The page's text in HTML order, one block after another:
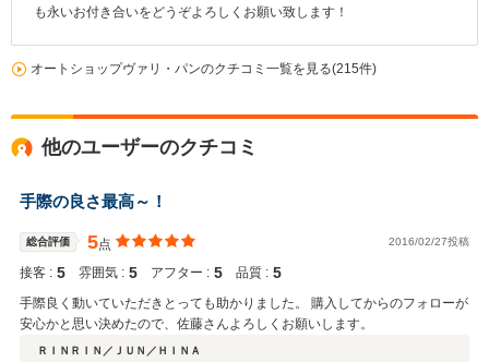
も永いお付き合いをどうぞよろしくお願い致します！
オートショップヴァリ・パンのクチコミ一覧を見る(215件)
他のユーザーのクチコミ
手際の良さ最高～！
総合評価 5点 2016/02/27投稿
接客 : 5 雰囲気 : 5 アフター : 5 品質 : 5
手際良く動いていただきとっても助かりました。 購入してからのフォローが
安心かと思い決めたので、佐藤さんよろしくお願いします。
ＲＩＮＲＩＮ／ＪＵＮ／ＨＩＮＡ